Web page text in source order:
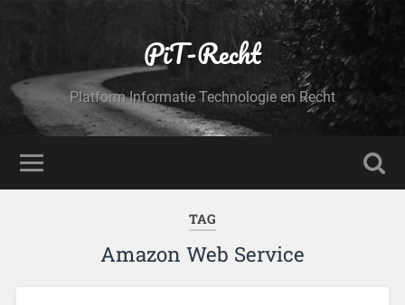
PiT-Recht
Platform Informatie Technologie en Recht
TAG
Amazon Web Service